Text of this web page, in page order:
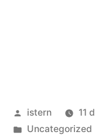
Publicado
por
istern
11
Publicado
Uncategorized